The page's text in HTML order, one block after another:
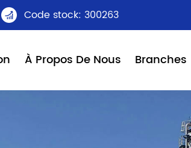
 Code stock: 300263
À Propos De Nous Branches